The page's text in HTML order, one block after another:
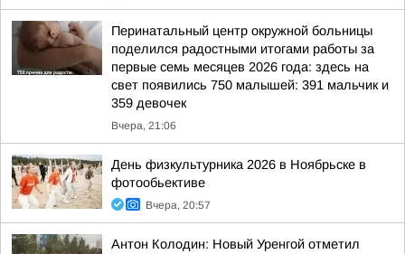
Перинатальный центр окружной больницы
поделился радостными итогами работы за
первые семь месяцев 2026 года: здесь на
свет появились 750 малышей: 391 мальчик и
359 девочек
Вчера, 21:06
День физкультурника 2026 в Ноябрьске в
фотообьективе
Вчера, 20:57
Антон Колодин: Новый Уренгой отметил